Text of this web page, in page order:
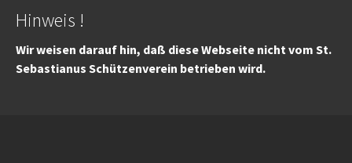
Hinweis !
Wir weisen darauf hin, daß diese Webseite nicht vom St.
Sebastianus Schützenverein betrieben wird.